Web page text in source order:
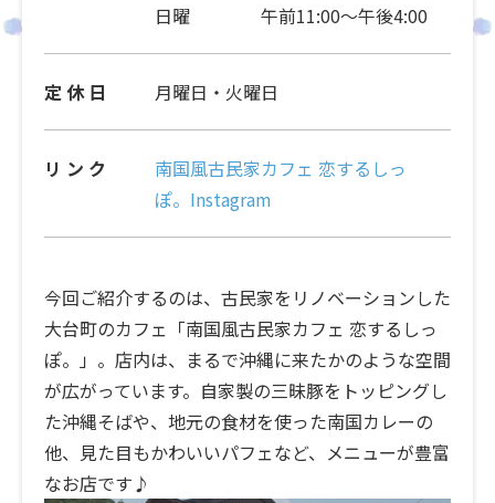
日曜 午前11:00～午後4:00
定 休 日 月曜日・火曜日
リ ン ク
南国風古民家カフェ 恋するしっ
ぽ。Instagram
今回ご紹介するのは、古民家をリノベーションした
大台町のカフェ「南国風古民家カフェ 恋するしっ
ぽ。」。店内は、まるで沖縄に来たかのような空間
が広がっています。自家製の三昧豚をトッピングし
た沖縄そばや、地元の食材を使った南国カレーの
他、見た目もかわいいパフェなど、メニューが豊富
なお店です♪